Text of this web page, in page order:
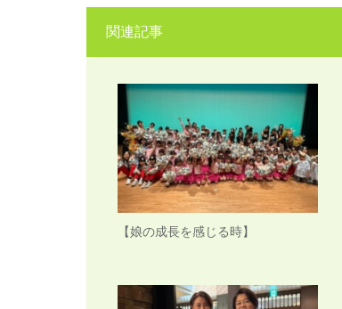
関連記事
【娘の成長を感じる時】